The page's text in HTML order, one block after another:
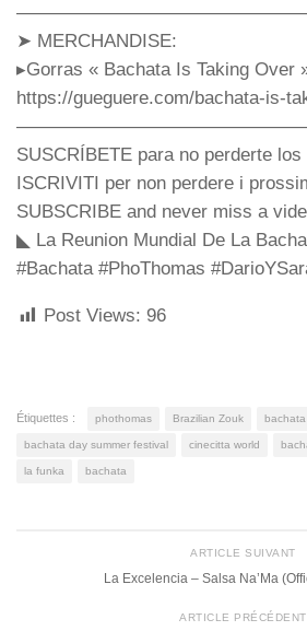
➤ MERCHANDISE:
▸Gorras « Bachata Is Taking Over
https://gueguere.com/bachata-is-
SUSCRÍBETE para no perderte
ISCRIVITI per non perdere i
SUBSCRIBE and never miss a
◣ La Reunion Mundial De La
#Bachata #PhoThomas
Post Views: 96
Étiquettes : phothomas Brazilian Zouk
bachata day summer festival cinecitta world
la funka bachata
ARTICLE SUIVANT
La Excelencia – Salsa Na’Ma
ARTICLE PRÉCÉDENT